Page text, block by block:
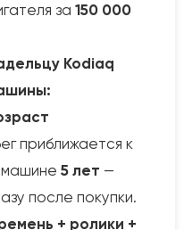
за 150 000
Kodiaq
приближается к
машине 5 лет —
после покупки.
+ ролики +